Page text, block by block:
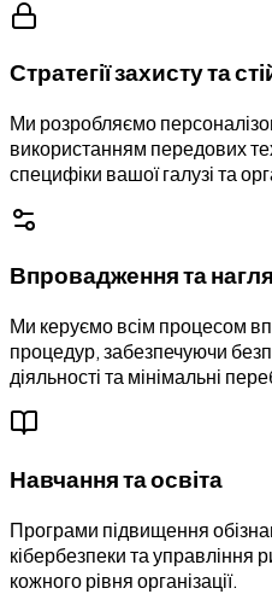
Стратегії захисту та
Ми розробляємо
використанням передових
специфіки вашої галузі та
Впровадження та
Ми керуємо всім процесом
процедур, забезпечуючи
діяльності та мінімальні
Навчання та освіта
Програми підвищення
кібербезпеки та управління
кожного рівня організації.